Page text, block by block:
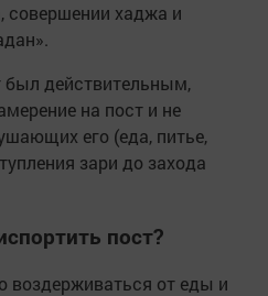
совершении хаджа и
был действительным,
на пост и не
его (еда, питье,
зари до захода
пост?
воздерживаться от еды и